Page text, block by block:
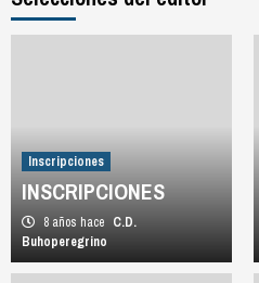
Inscripciones
INSCRIPCIONES
8 años hace C.D.
Buhoperegrino